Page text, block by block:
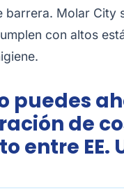
barrera. Molar City
con altos
puedes
de
entre EE.